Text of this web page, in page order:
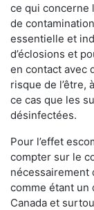
ce qui concerne
de
essentielle et
d’éclosions et
en contact avec
risque de l’être,
ce cas que les
désinfectées.
Pour l’effet
compter sur le
nécessairement
comme étant un
Canada et